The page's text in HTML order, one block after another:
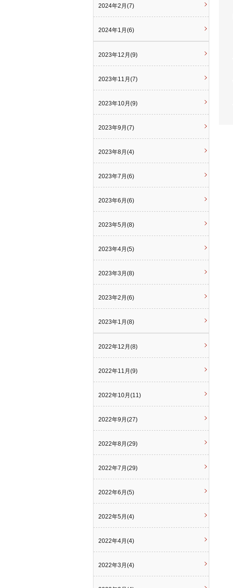
2024年2月(7)
2024年1月(6)
2023年12月(9)
2023年11月(7)
2023年10月(9)
2023年9月(7)
2023年8月(4)
2023年7月(6)
2023年6月(6)
2023年5月(8)
2023年4月(5)
2023年3月(8)
2023年2月(6)
2023年1月(8)
2022年12月(8)
2022年11月(9)
2022年10月(11)
2022年9月(27)
2022年8月(29)
2022年7月(29)
2022年6月(5)
2022年5月(4)
2022年4月(4)
2022年3月(4)